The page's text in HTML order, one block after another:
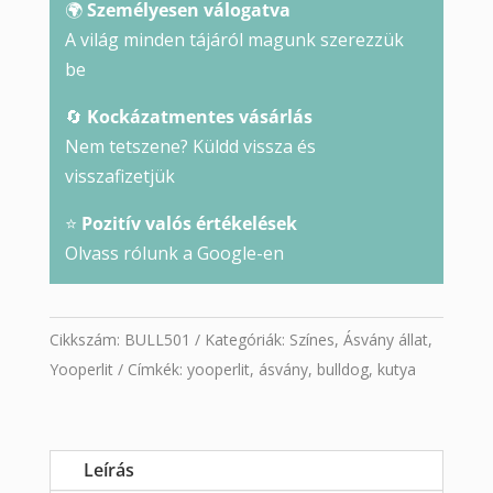
🌍Személyesen válogatva
A világ minden tájáról magunk szerezzük
be
🔄 Kockázatmentes vásárlás
Nem tetszene? Küldd vissza és
visszafizetjük
⭐ Pozitív valós értékelések
Olvass rólunk a Google-en
Cikkszám: BULL501 Kategóriák: Színes, Ásvány állat,
Yooperlit
Címkék: yooperlit, ásvány, bulldog, kutya
Leírás